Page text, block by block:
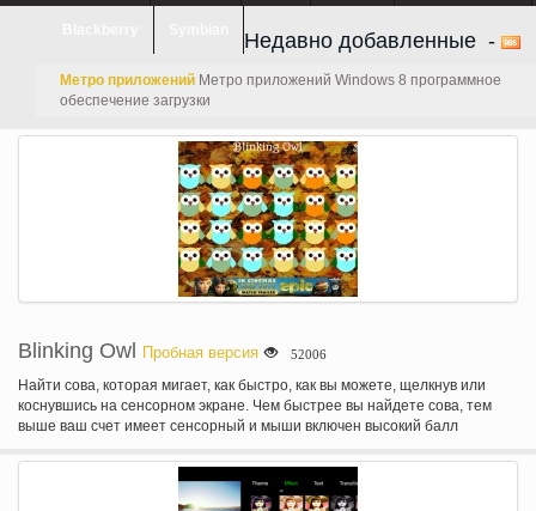
Недавно добавленные -
Метро приложений Метро приложений Windows 8 программное
обеспечение загрузки
Blinking Owl Пробная версия 52006
Найти сова, которая мигает, как быстро, как вы можете, щелкнув или
коснувшись на сенсорном экране. Чем быстрее вы найдете сова, тем
выше ваш счет имеет сенсорный и мыши включен высокий балл